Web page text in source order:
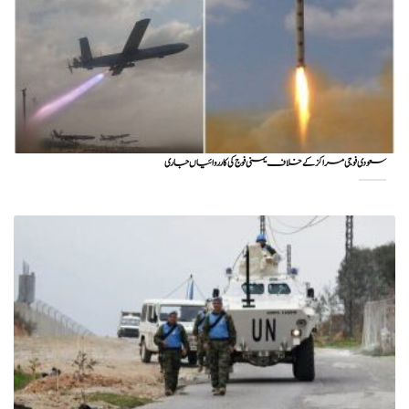
سعودی فوجی مراکز کے خلاف یمنی فوج کی کارروائیاں جاری